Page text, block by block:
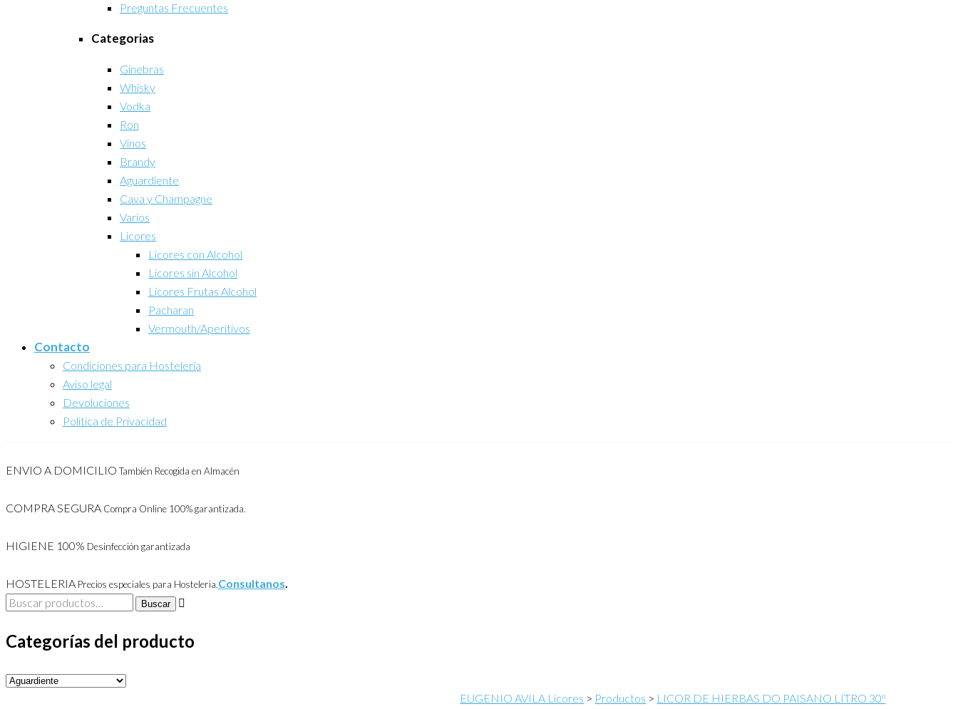
Preguntas Frecuentes
Categorias
Ginebras
Whisky
Vodka
Ron
Vinos
Brandy
Aguardiente
Cava y Champagne
Varios
Licores
Licores con Alcohol
Licores sin Alcohol
Licores Frutas Alcohol
Pacharan
Vermouth/Aperitivos
Contacto
Condiciones para Hosteleria
Aviso legal
Devoluciones
Politica de Privacidad
ENVIO A DOMICILIO También Recogida en Almacén
COMPRA SEGURA Compra Online 100% garantizada.
HIGIENE 100% Desinfección garantizada
HOSTELERIA Precios especiales para Hosteleria.Consultanos.
Buscar
Buscar
Categorías del producto
EUGENIO AVILA Licores > Productos > LICOR DE HIERBAS DO PAISANO LITRO 30º